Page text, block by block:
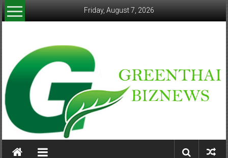
Skip
to
Friday, August 7, 2026
greenthaibiznews.com